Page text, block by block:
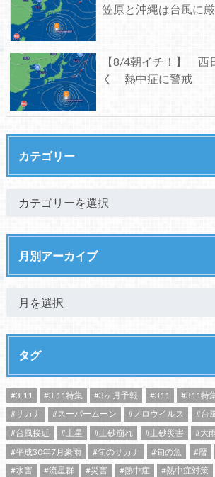
笠原と沖縄は台風に
【8/4朝イチ！】 西
く 熱中症に警戒
カテゴリー
月別アーカイブ
タグ
#3.11 #3.11特集 #3ヶ月予報 #311 #311特
#サカナ
#スーパームーン #ノロウイルス #台
#台風接近
#土星 #土砂崩れ #土砂災害 #大
#平成30年7月豪雨
#旬のサカナ #旬の魚 #暦
#水害
#流星群 #災害 #熱中症 #熱中症対策